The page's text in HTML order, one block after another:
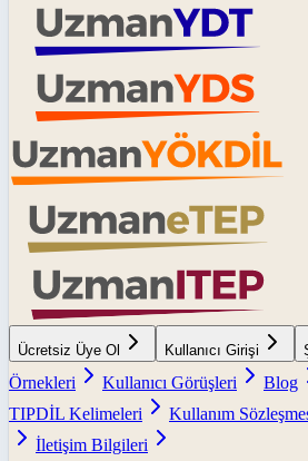
Ücretsiz Üye Ol Kullanıcı Girişi
Örnekleri
Kullanıcı Görüşleri Blog
TIPDİL Kelimeleri
Kullanım
İletişim Bilgileri